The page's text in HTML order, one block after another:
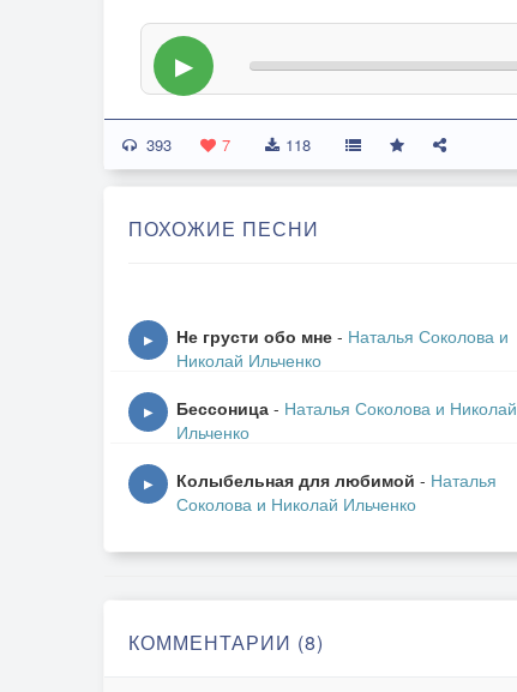
▶
393 7 118
ПОХОЖИЕ ПЕСНИ
▶ Не грусти обо мне - Наталья Соколова и
Николай Ильченко
▶ Бессоница - Наталья Соколова и Николай
Ильченко
▶ Колыбельная для любимой - Наталья
Соколова и Николай Ильченко
КОММЕНТАРИИ (8)